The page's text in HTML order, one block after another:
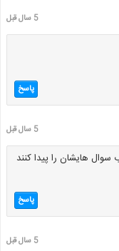
5 سال قبل
پاسخ
5 سال قبل
هایشان را پیدا کنند
پاسخ
5 سال قبل